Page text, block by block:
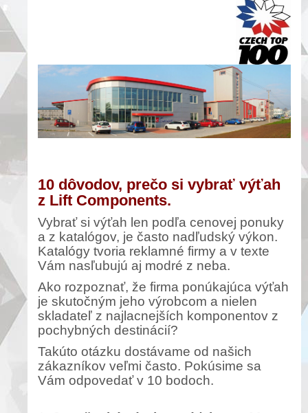
10 dôvodov, prečo si vybrať výťah
z Lift Components.
Vybrať si výťah len podľa cenovej ponuky
a z katalógov, je často nadľudský výkon.
Katalógy tvoria reklamné firmy a v texte
Vám nasľubujú aj modré z neba.
Ako rozpoznať, že firma ponúkajúca výťah
je skutočným jeho výrobcom a nielen
skladateľ z najlacnejších komponentov z
pochybných destinácií?
Takúto otázku dostávame od našich
zákazníkov veľmi často. Pokúsime sa
Vám odpovedať v 10 bodoch.